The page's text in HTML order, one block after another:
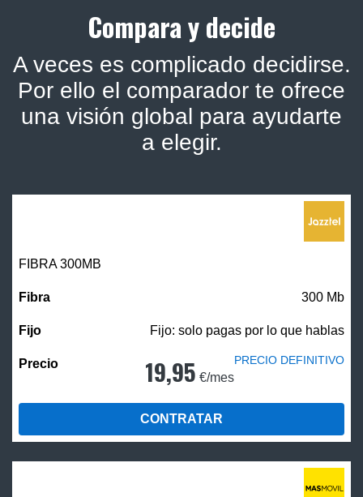
Compara y decide
A veces es complicado decidirse.
Por ello el comparador te ofrece
una visión global para ayudarte
a elegir.
FIBRA 300MB
300 Mb
Fijo: solo pagas por lo que hablas
19,95 €/mes
PRECIO DEFINITIVO
CONTRATAR